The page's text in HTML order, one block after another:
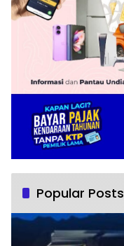
Popular Posts